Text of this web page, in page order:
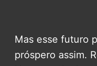
Mas esse futuro
próspero assim.